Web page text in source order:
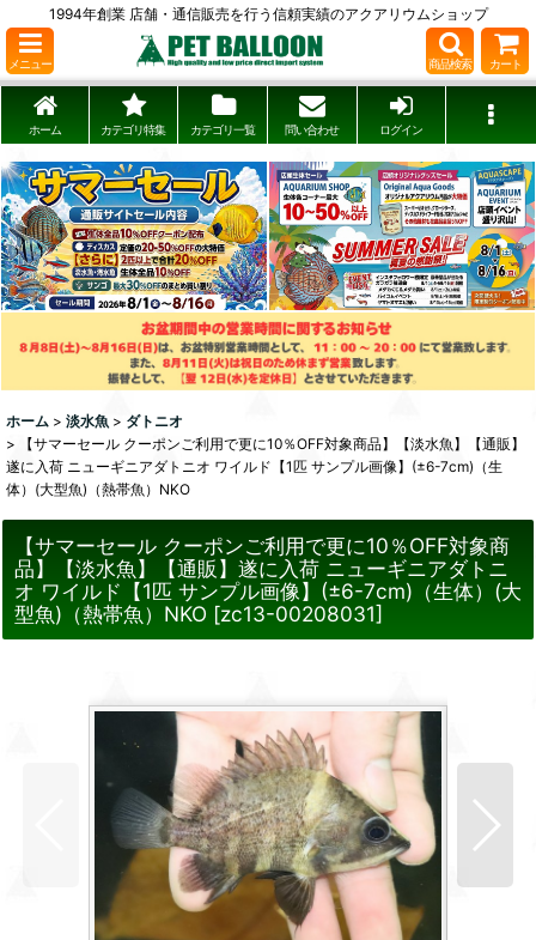
1994年創業 店舗・通信販売を行う信頼実績のアクアリウムショップ
メニュー 商品検索 カート
ホーム カテゴリ特集 カテゴリ一覧 問い合わせ ログイン
ホーム > 淡水魚 > ダトニオ
>
【サマーセール クーポンご利用で更に10％OFF対象商品】【淡水魚】【通販】
遂に入荷 ニューギニアダトニオ ワイルド【1匹 サンプル画像】(±6-7cm)（生
体）(大型魚)（熱帯魚）NKO
【サマーセール クーポンご利用で更に10％OFF対象商
品】【淡水魚】【通販】遂に入荷 ニューギニアダトニ
オ ワイルド【1匹 サンプル画像】(±6-7cm)（生体）(大
型魚)（熱帯魚）NKO [zc13-00208031]